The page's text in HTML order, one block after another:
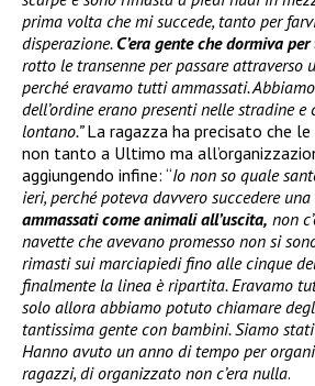
prima volta che mi succede, tanto per
disperazione. C’era gente che dormiva
rotto le transenne per passare attraverso
perché eravamo tutti ammassati.
dell’ordine erano presenti nelle stradine e
lontano.”La ragazza ha precisato che
non tanto a Ultimo ma
aggiungendo infine: “Io non so quale
ieri, perché poteva davvero succedere
ammassati come animali all’uscita, non
navette che avevano promesso non si
rimasti sui marciapiedi fino alle cinque
finalmente la linea è ripartita. Eravamo
solo allora abbiamo potuto chiamare degli
tantissima gente con bambini. Siamo
Hanno avuto un anno di tempo per
ragazzi, di organizzato non c’era nulla.